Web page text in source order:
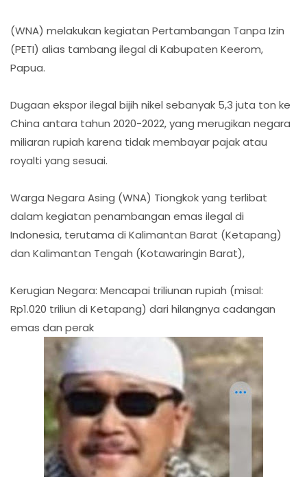
(WNA) melakukan kegiatan Pertambangan Tanpa Izin
(PETI) alias tambang ilegal di Kabupaten Keerom,
Papua.
Dugaan ekspor ilegal bijih nikel sebanyak 5,3 juta ton ke
China antara tahun 2020-2022, yang merugikan negara
miliaran rupiah karena tidak membayar pajak atau
royalti yang sesuai.
Warga Negara Asing (WNA) Tiongkok yang terlibat
dalam kegiatan penambangan emas ilegal di
Indonesia, terutama di Kalimantan Barat (Ketapang)
dan Kalimantan Tengah (Kotawaringin Barat),
Kerugian Negara: Mencapai triliunan rupiah (misal:
Rp1.020 triliun di Ketapang) dari hilangnya cadangan
emas dan perak